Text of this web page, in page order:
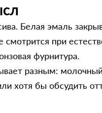
Белая эмаль
при
фурнитура.
разным:
хотя бы обсудить